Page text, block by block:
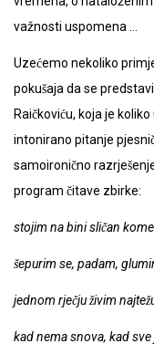
važnosti uspomena …
Uzećemo nekoliko
pokušaja da se
Raičkoviću, koja je
intonirano pitanje
samoironično
program čitave zbirke:
stojim na bini sličan
šepurim se, padam,
jednom rječju živim
kad nema snova, kad